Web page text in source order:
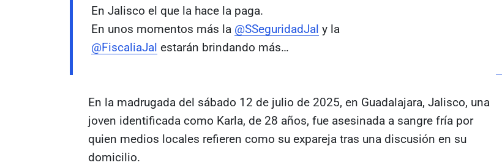
En Jalisco el que la hace la paga.
En unos momentos más la @SSeguridadJal y la
@FiscaliaJal estarán brindando más…
En la madrugada del sábado 12 de julio de 2025, en Guadalajara, Jalisco, una
joven identificada como Karla, de 28 años, fue asesinada a sangre fría por
quien medios locales refieren como su expareja tras una discusión en su
domicilio.